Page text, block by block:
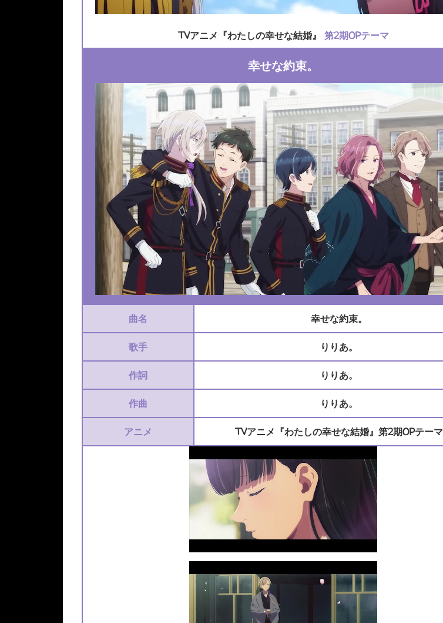
TVアニメ『わたしの幸せな結婚』 第2期OPテーマ
幸せな約束。
曲名 幸せな約束。
歌手 りりあ。
作詞 りりあ。
作曲 りりあ。
アニメ TVアニメ『わたしの幸せな結婚』第2期OPテーマ